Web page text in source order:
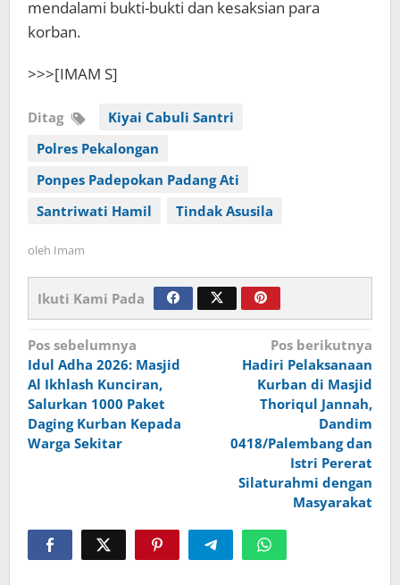
mendalami bukti-bukti dan kesaksian para
korban.
>>>[IMAM S]
Ditag
Kiyai Cabuli Santri
Polres Pekalongan
Ponpes Padepokan Padang Ati
Santriwati Hamil
Tindak Asusila
oleh Imam
Ikuti Kami Pada
Navigasi
pos
Pos sebelumnya
Idul Adha 2026: Masjid
Al Ikhlash Kunciran,
Salurkan 1000 Paket
Daging Kurban Kepada
Warga Sekitar
Pos berikutnya
Hadiri Pelaksanaan
Kurban di Masjid
Thoriqul Jannah,
Dandim
0418/Palembang dan
Istri Pererat
Silaturahmi dengan
Masyarakat